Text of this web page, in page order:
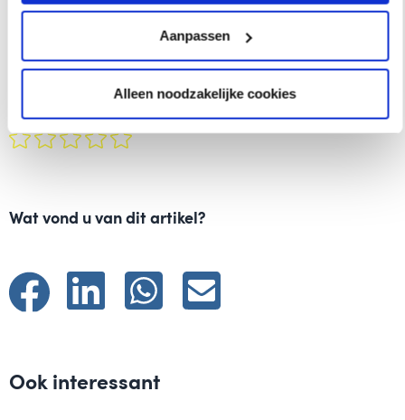
Aanpassen
Alleen noodzakelijke cookies
Wat vond u van dit artikel?
Wat vond u van dit artikel?
Ook interessant